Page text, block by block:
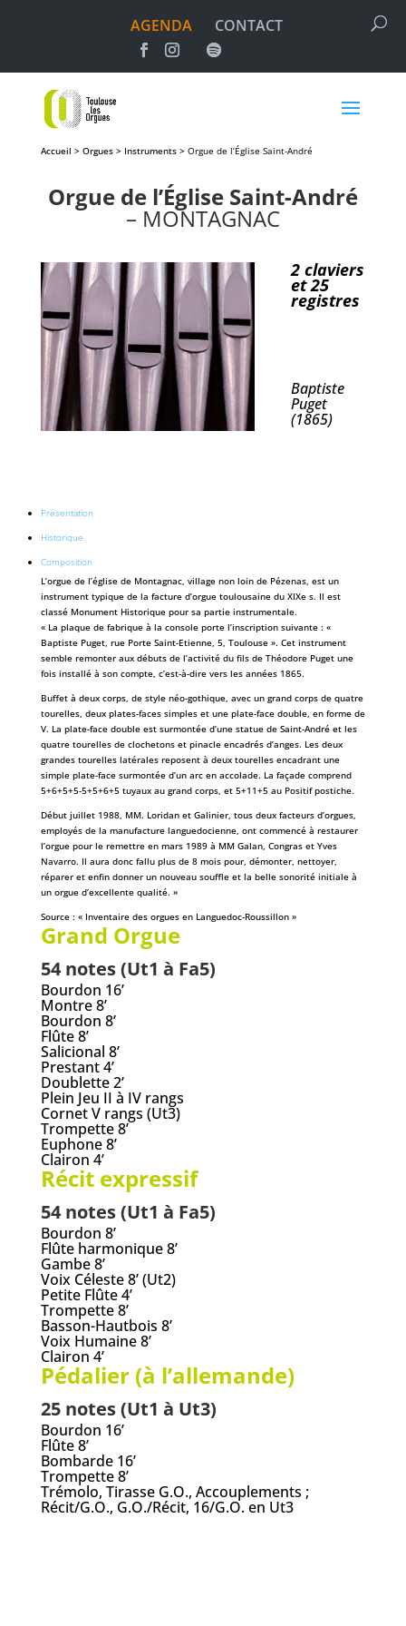
AGENDA CONTACT
Accueil > Orgues > Instruments > Orgue de l’Église Saint-André
Orgue de l’Église Saint-André
– MONTAGNAC
2 claviers
et 25
registres
Baptiste
Puget
(1865)
Présentation
Historique
Composition
L’orgue de l’église de Montagnac, village non loin de Pézenas, est un
instrument typique de la facture d’orgue toulousaine du XIXe s. Il est
classé Monument Historique pour sa partie instrumentale.
« La plaque de fabrique à la console porte l’inscription suivante : «
Baptiste Puget, rue Porte Saint-Etienne, 5, Toulouse ». Cet instrument
semble remonter aux débuts de l’activité du fils de Théodore Puget une
fois installé à son compte, c’est-à-dire vers les années 1865.
Buffet à deux corps, de style néo-gothique, avec un grand corps de quatre
tourelles, deux plates-faces simples et une plate-face double, en forme de
V. La plate-face double est surmontée d’une statue de Saint-André et les
quatre tourelles de clochetons et pinacle encadrés d’anges. Les deux
grandes tourelles latérales reposent à deux tourelles encadrant une
simple plate-face surmontée d’un arc en accolade. La façade comprend
5+6+5+5-5+5+6+5 tuyaux au grand corps, et 5+11+5 au Positif postiche.
Début juillet 1988, MM. Loridan et Galinier, tous deux facteurs d’orgues,
employés de la manufacture languedocienne, ont commencé à restaurer
l’orgue pour le remettre en mars 1989 à MM Galan, Congras et Yves
Navarro. Il aura donc fallu plus de 8 mois pour, démonter, nettoyer,
réparer et enfin donner un nouveau souffle et la belle sonorité initiale à
un orgue d’excellente qualité. »
Source : « Inventaire des orgues en Languedoc-Roussillon »
Grand Orgue
54 notes (Ut1 à Fa5)
Bourdon 16’
Montre 8’
Bourdon 8’
Flûte 8’
Salicional 8’
Prestant 4’
Doublette 2’
Plein Jeu II à IV rangs
Cornet V rangs (Ut3)
Trompette 8’
Euphone 8’
Clairon 4’
Récit expressif
54 notes (Ut1 à Fa5)
Bourdon 8’
Flûte harmonique 8’
Gambe 8’
Voix Céleste 8’ (Ut2)
Petite Flûte 4’
Trompette 8’
Basson-Hautbois 8’
Voix Humaine 8’
Clairon 4’
Pédalier (à l’allemande)
25 notes (Ut1 à Ut3)
Bourdon 16’
Flûte 8’
Bombarde 16’
Trompette 8’
Trémolo, Tirasse G.O., Accouplements ;
Récit/G.O., G.O./Récit, 16/G.O. en Ut3